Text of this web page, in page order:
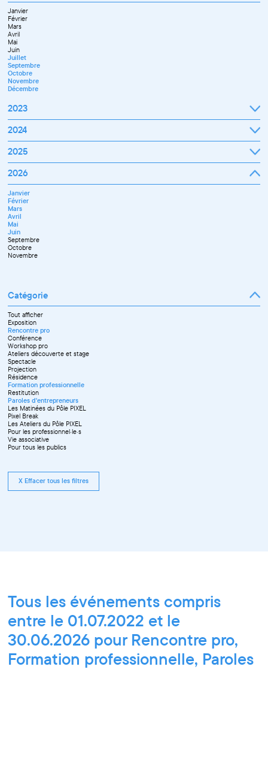
Novembre
Décembre
Janvier
Février
Mars
Avril
Mai
Juin
Juillet
Septembre
Octobre
Novembre
Décembre
2023
Janvier
Mars
Avril
Septembre
Octobre
Novembre
Décembre
2024
Janvier
Mars
Avril
Juin
Juillet
Septembre
Novembre
Décembre
2025
Janvier
Mars
Avril
Mai
Juin
Juillet
Septembre
Octobre
Novembre
Décembre
2026
Janvier
Février
Mars
Avril
Mai
Juin
Septembre
Octobre
Novembre
Catégorie
Tout afficher
Exposition
Rencontre pro
Conférence
Workshop pro
Ateliers découverte et stage
Spectacle
Projection
Résidence
Formation professionnelle
Restitution
Paroles d'entrepreneurs
Les Matinées du Pôle PIXEL
Pixel Break
Les Ateliers du Pôle PIXEL
Pour les professionnel·le·s
Vie associative
Pour tous les publics
X Effacer tous les filtres
Tous les événements compris
entre le 01.07.2022 et le
30.06.2026 pour Rencontre pro,
Formation professionnelle, Paroles